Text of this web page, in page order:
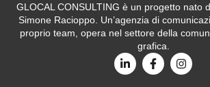
GLOCAL CONSULTING è un progetto nato
Simone Racioppo. Un’agenzia di
proprio team, opera nel settore della
grafica.